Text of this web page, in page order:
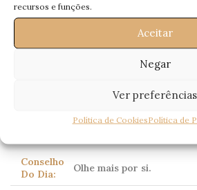
recursos e funções.
Aceitar
Negar
Ver preferências
Política de CookiesPolítica de
Escorpião
(Scorpio)
23 Outubro – 21 Novembro
Corpo celeste dominante: Plutão
Conselho
Do Dia:
Olhe mais por si.